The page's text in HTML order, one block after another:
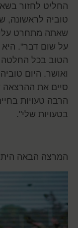
החליט לחזור
טוביה לראשונה,
שאתה מתחרט
על שום דבר".
הטוב בכל החלטה
ואושר. היום
סיים את ההרצאה
הרבה טעויות
בטעויות שלי".
המרצה הבאה